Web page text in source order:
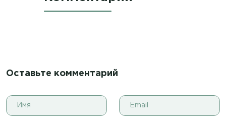
Оставьте комментарий